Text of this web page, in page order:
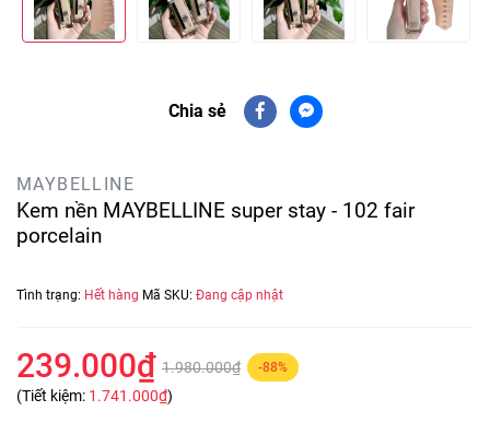
Chia sẻ
MAYBELLINE
Kem nền MAYBELLINE super stay - 102 fair
porcelain
Tình trạng: Hết hàng Mã SKU: Đang cập nhật
239.000₫ 1.980.000₫ -88%
(Tiết kiệm: 1.741.000₫)